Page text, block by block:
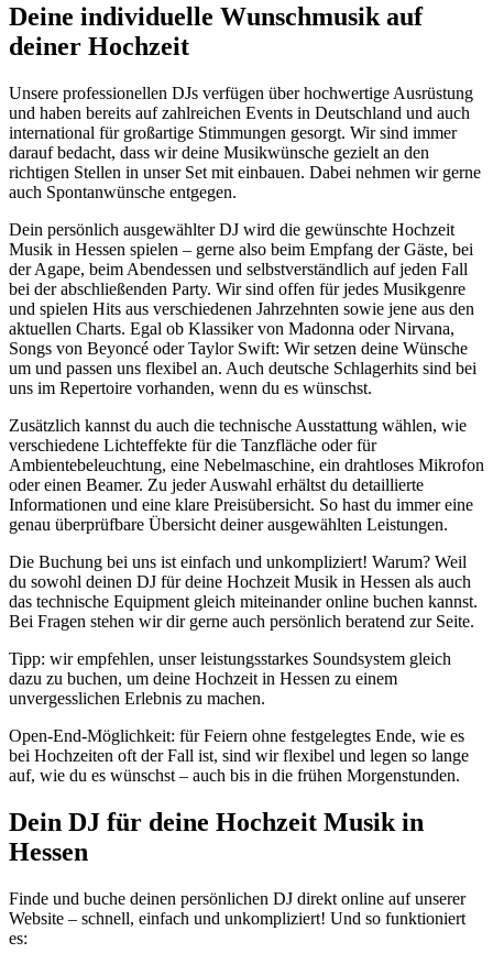
Deine individuelle Wunschmusik auf
deiner Hochzeit
Unsere professionellen DJs verfügen über hochwertige Ausrüstung
und haben bereits auf zahlreichen Events in Deutschland und auch
international für großartige Stimmungen gesorgt. Wir sind immer
darauf bedacht, dass wir deine Musikwünsche gezielt an den
richtigen Stellen in unser Set mit einbauen. Dabei nehmen wir gerne
auch Spontanwünsche entgegen.
Dein persönlich ausgewählter DJ wird die gewünschte Hochzeit
Musik in Hessen spielen – gerne also beim Empfang der Gäste, bei
der Agape, beim Abendessen und selbstverständlich auf jeden Fall
bei der abschließenden Party. Wir sind offen für jedes Musikgenre
und spielen Hits aus verschiedenen Jahrzehnten sowie jene aus den
aktuellen Charts. Egal ob Klassiker von Madonna oder Nirvana,
Songs von Beyoncé oder Taylor Swift: Wir setzen deine Wünsche
um und passen uns flexibel an. Auch deutsche Schlagerhits sind bei
uns im Repertoire vorhanden, wenn du es wünschst.
Zusätzlich kannst du auch die technische Ausstattung wählen, wie
verschiedene Lichteffekte für die Tanzfläche oder für
Ambientebeleuchtung, eine Nebelmaschine, ein drahtloses Mikrofon
oder einen Beamer. Zu jeder Auswahl erhältst du detaillierte
Informationen und eine klare Preisübersicht. So hast du immer eine
genau überprüfbare Übersicht deiner ausgewählten Leistungen.
Die Buchung bei uns ist einfach und unkompliziert! Warum? Weil
du sowohl deinen DJ für deine Hochzeit Musik in Hessen als auch
das technische Equipment gleich miteinander online buchen kannst.
Bei Fragen stehen wir dir gerne auch persönlich beratend zur Seite.
Tipp: wir empfehlen, unser leistungsstarkes Soundsystem gleich
dazu zu buchen, um deine Hochzeit in Hessen zu einem
unvergesslichen Erlebnis zu machen.
Open-End-Möglichkeit: für Feiern ohne festgelegtes Ende, wie es
bei Hochzeiten oft der Fall ist, sind wir flexibel und legen so lange
auf, wie du es wünschst – auch bis in die frühen Morgenstunden.
Dein DJ für deine Hochzeit Musik in
Hessen
Finde und buche deinen persönlichen DJ direkt online auf unserer
Website – schnell, einfach und unkompliziert! Und so funktioniert
es: